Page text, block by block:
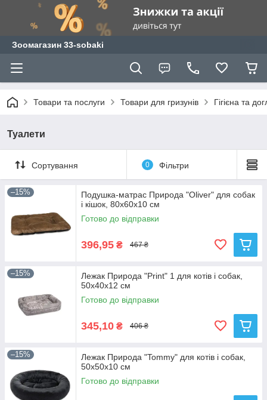
Зоомагазин 33-sobaki
Товари та послуги Товари для гризунів Гігієна та
Туалети
Сортування 0 Фільтри
–15%
Подушка-матрас Природа "Oliver" для собак
і кішок, 80х60х10 см
Готово до відправки
396,95 ₴ 467 ₴
–15%
Лежак Природа "Print" 1 для котів і собак,
50х40х12 см
Готово до відправки
345,10 ₴ 406 ₴
–15%
Лежак Природа "Tommy" для котів і собак,
50х50х10 см
Готово до відправки